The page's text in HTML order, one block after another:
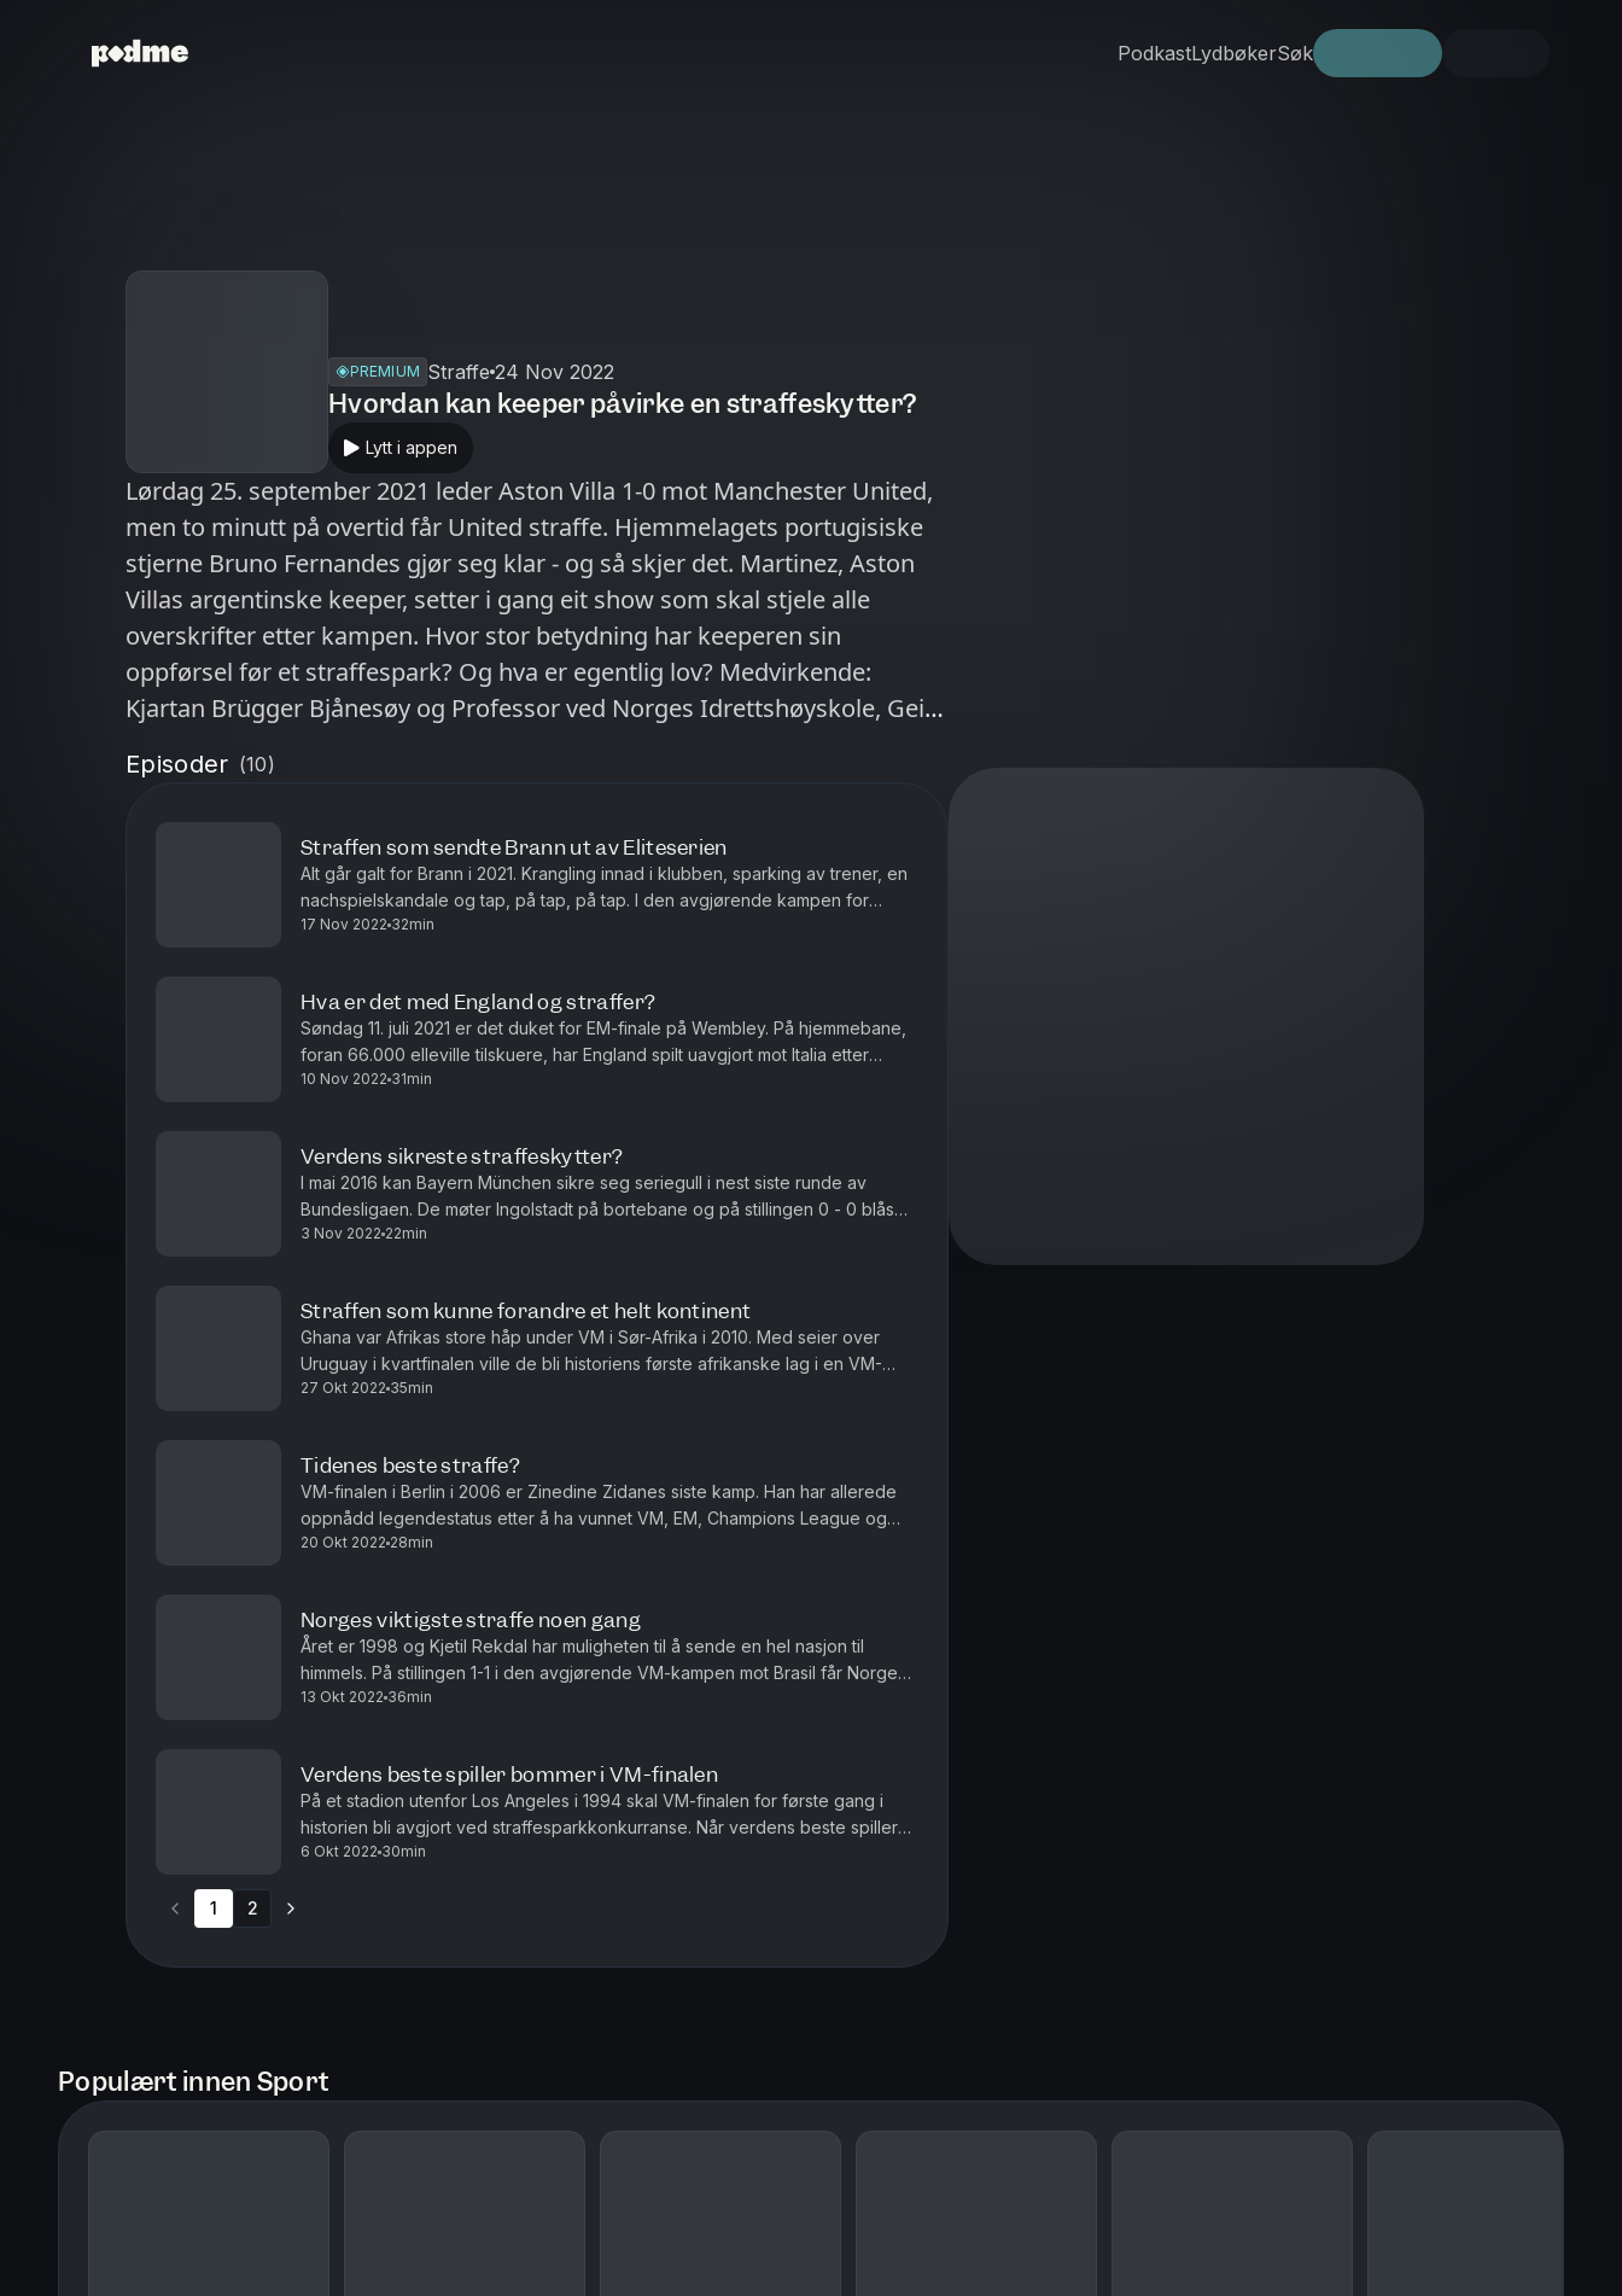
PodkastLydbøkerSøk
PREMIUM Straffe 24 Nov 2022
Hvordan kan keeper påvirke en straffeskytter?
Lytt i appen
Lørdag 25. september 2021 leder Aston Villa 1-0 mot Manchester United,
men to minutt på overtid får United straffe. Hjemmelagets portugisiske
stjerne Bruno Fernandes gjør seg klar - og så skjer det. Martinez, Aston
Villas argentinske keeper, setter i gang eit show som skal stjele alle
overskrifter etter kampen. Hvor stor betydning har keeperen sin
oppførsel før et straffespark? Og hva er egentlig lov? Medvirkende:
Kjartan Brügger Bjånesøy og Professor ved Norges Idrettshøyskole, Geir
Episoder (10)
Straffen som sendte Brann ut av Eliteserien
Alt går galt for Brann i 2021. Krangling innad i klubben, sparking av trener, en
nachspielskandale og tap, på tap, på tap. I den avgjørende kampen for
tilværelsen i Eliteserien møter de Jerv. Det blir...
17 Nov 2022 32min
Hva er det med England og straffer?
Søndag 11. juli 2021 er det duket for EM-finale på Wembley. På hjemmebane,
foran 66.000 elleville tilskuere, har England spilt uavgjort mot Italia etter
ekstraomganger. Alt skal avgjøres med straffesp...
10 Nov 2022 31min
Verdens sikreste straffeskytter?
I mai 2016 kan Bayern München sikre seg seriegull i nest siste runde av
Bundesligaen. De møter Ingolstadt på bortebane og på stillingen 0 - 0 blåser
dommeren for straffe. Det er da det skjer - verden ...
3 Nov 2022 22min
Straffen som kunne forandre et helt kontinent
Ghana var Afrikas store håp under VM i Sør-Afrika i 2010. Med seier over
Uruguay i kvartfinalen ville de bli historiens første afrikanske lag i en VM-
semifinale. Når siste ekstraomgang går mot slutten...
27 Okt 2022 35min
Tidenes beste straffe?
VM-finalen i Berlin i 2006 er Zinedine Zidanes siste kamp. Han har allerede
oppnådd legendestatus etter å ha vunnet VM, EM, Champions League og
gullballen. Nå skal verket bare krones med enda en VM-ti...
20 Okt 2022 28min
Norges viktigste straffe noen gang
Året er 1998 og Kjetil Rekdal har muligheten til å sende en hel nasjon til
himmels. På stillingen 1-1 i den avgjørende VM-kampen mot Brasil får Norge
straffe. To minutter før ordinær spilletid er omme...
13 Okt 2022 36min
Verdens beste spiller bommer i VM-finalen
På et stadion utenfor Los Angeles i 1994 skal VM-finalen for første gang i
historien bli avgjort ved straffesparkkonkurranse. Når verdens beste spiller,
Roberto Baggio, skal ta sin straffe må han scor...
6 Okt 2022 30min
1 2
Populært innen Sport